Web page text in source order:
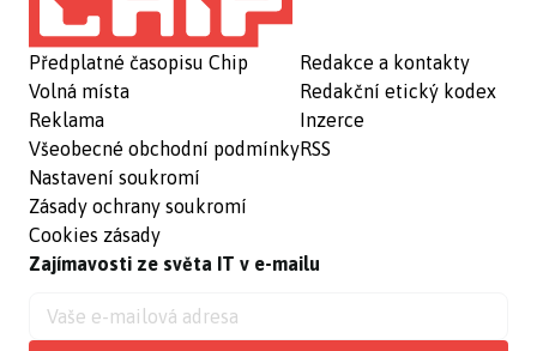
Předplatné časopisu Chip
Volná místa
Reklama
Všeobecné obchodní podmínky
Nastavení soukromí
Zásady ochrany soukromí
Cookies zásady
Redakce a kontakty
Redakční etický kodex
Inzerce
RSS
Zajímavosti ze světa IT v e-mailu